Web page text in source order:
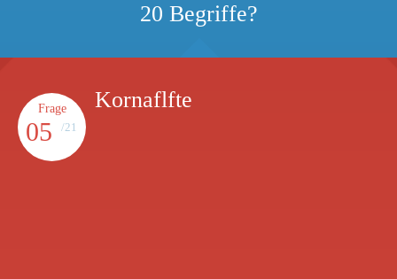
20 Begriffe?
Frage
05 /21
Kornaflfte